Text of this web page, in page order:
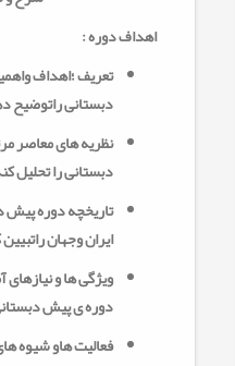
اهداف دوره :
تعریف ؛اهداف
دبستانی راتوضیح
نظریه های معاصر
دبستانی را تحلیل
تاریخچه دوره
ایران وجهان
ویژگی ها و
دوره ی پیش
فعالیت هاو شیوه